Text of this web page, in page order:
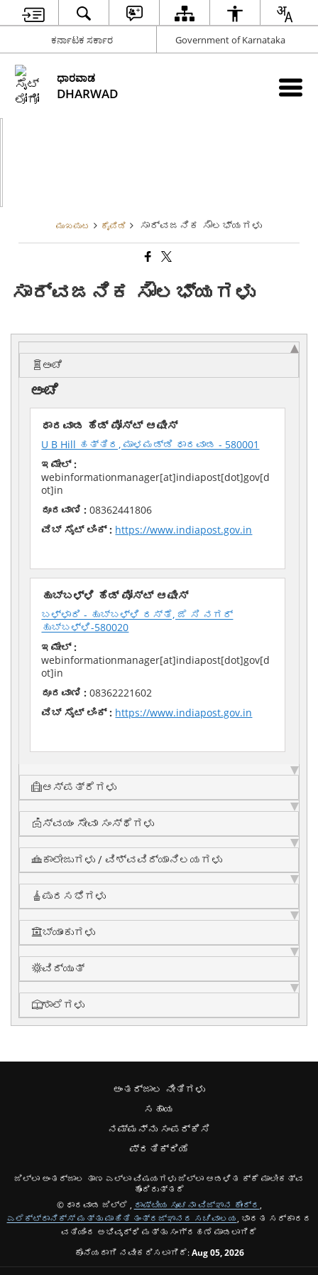
ಕರ್ನಾಟಕ ಸರ್ಕಾರ Government of Karnataka
ಧಾರವಾಡ
DHARWAD
ಮುಖಪುಟ ಕೈಪಿಡಿ ಸಾರ್ವಜನಿಕ ಸೌಲಭ್ಯಗಳು
ಸಾರ್ವಜನಿಕ ಸೌಲಭ್ಯಗಳು
ಅಂಚೆ
ಅಂಚೆ
ಧಾರವಾಡ ಹೆಡ್ ಪೋಸ್ಟ್ ಆಫೀಸ್
U B Hill ಹತ್ತಿರ, ಮಾಳಮಡ್ಡಿ ಧಾರವಾಡ - 580001
ಇಮೇಲ್ :
webinformationmanager[at]indiapost[dot]gov[d
ot]in
ದೂರವಾಣಿ : 08362441806
ವೆಬ್ ಸೈಟ್ ಲಿಂಕ್ : https://www.indiapost.gov.in
ಹುಬ್ಬಳ್ಳಿ ಹೆಡ್ ಪೋಸ್ಟ್ ಆಫೀಸ್
ಬಳ್ಳಾರಿ - ಹುಬ್ಬಳ್ಳಿ ರಸ್ತೆ, ಜೆ ಸಿ ನಗರ್
ಹುಬ್ಬಳ್ಳಿ-580020
ಇಮೇಲ್ :
webinformationmanager[at]indiapost[dot]gov[d
ot]in
ದೂರವಾಣಿ : 08362221602
ವೆಬ್ ಸೈಟ್ ಲಿಂಕ್ : https://www.indiapost.gov.in
ಆಸ್ಪತ್ರೆಗಳು
ಸ್ವಯಂ ಸೇವಾ ಸಂಸ್ಥೆಗಳು
ಕಾಲೇಜುಗಳು / ವಿಶ್ವವಿದ್ಯಾನಿಲಯಗಳು
ಪುರಸಭೆಗಳು
ಬ್ಯಾಂಕುಗಳು
ವಿದ್ಯುತ್
ಶಾಲೆಗಳು
ಅಂತರ್ಜಾಲ ನೀತಿಗಳು
ಸಹಾಯ
ನಮ್ಮನ್ನು ಸಂಪರ್ಕಿಸಿ
ಪ್ರತಿಕ್ರಿಯೆ
ಜಿಲ್ಲಾ ಅಂತರ್ಜಾಲ ತಾಣ ಎಲ್ಲಾ ವಿಷಯಗಳು ಜಿಲ್ಲಾ ಆಡಳಿತ ಕ್ಕೆ ಮಾಲೀಕತ್ವ
ಹೊಂದಿರುತ್ತದೆ
© ಧಾರವಾಡ ಜಿಲ್ಲೆ ,
ರಾಷ್ಟೀಯ ಸೂಚನಾ ವಿಜ್ಞಾನ ಕೇಂದ್ರ
ಎಲೆಕ್ಟ್ರಾನಿಕ್ಸ್ ಮತ್ತು ಮಾಹಿತಿ ತಂತ್ರಜ್ಞಾನದ ಸಚಿವಾಲಯ , ಭಾರತ ಸರ್ಕಾರದ
ವತಿಯಿಂದ ಅಭಿವೃದ್ಧಿ ಮತ್ತು ಸಂಗ್ರಹಣೆ ಮಾಡಲಾಗಿದೆ
ಕೊನೆಯದಾಗಿ ನವೀಕರಿಸಲಾಗಿದೆ:Aug 05, 2026